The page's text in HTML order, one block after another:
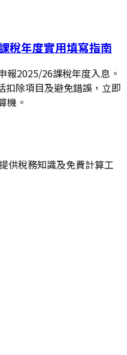
稅年度實用填寫指南
報2025/26課稅年度入息。
扣除項目及避免錯誤，立即
機。
供稅務知識及免費計算工